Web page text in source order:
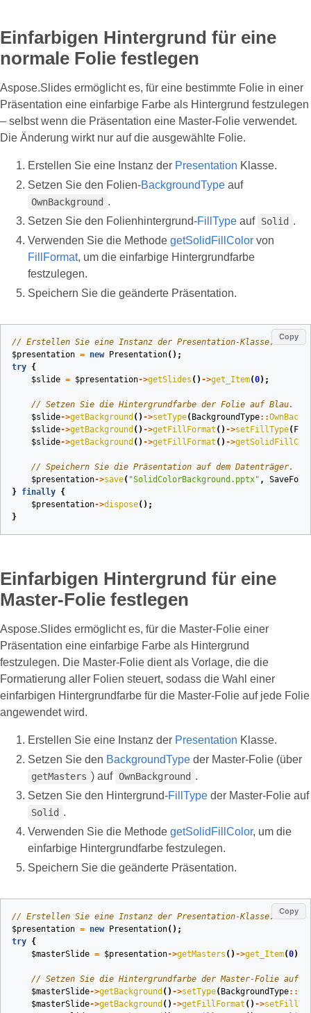
Einfarbigen Hintergrund für eine
normale Folie festlegen
Aspose.Slides ermöglicht es, für eine bestimmte Folie in einer
Präsentation eine einfarbige Farbe als Hintergrund festzulegen
– selbst wenn die Präsentation eine Master‑Folie verwendet.
Die Änderung wirkt nur auf die ausgewählte Folie.
Erstellen Sie eine Instanz der Presentation Klasse.
Setzen Sie den Folien-BackgroundType auf
OwnBackground .
Setzen Sie den Folienhintergrund-FillType auf Solid .
Verwenden Sie die Methode getSolidFillColor von
FillFormat, um die einfarbige Hintergrundfarbe
festzulegen.
Speichern Sie die geänderte Präsentation.
Copy
// Erstellen Sie eine Instanz der Presentation-Klasse.
$presentation = new Presentation();
try {
$slide = $presentation->getSlides () ->get_Item(0);
// Setzen Sie die Hintergrundfarbe der Folie auf Blau.
$slide->getBackground () ->setType( BackgroundType::
$slide->getBackground () ->getFillFormat () ->setFillType(
$slide->getBackground () ->getFillFormat () ->
// Speichern Sie die Präsentation auf dem Datenträger.
$presentation->save( "SolidColorBackground.pptx" ,
} finally {
$presentation->dispose();
}
Einfarbigen Hintergrund für eine
Master‑Folie festlegen
Aspose.Slides ermöglicht es, für die Master‑Folie einer
Präsentation eine einfarbige Farbe als Hintergrund
festzulegen. Die Master‑Folie dient als Vorlage, die die
Formatierung aller Folien steuert, sodass die Wahl einer
einfarbigen Hintergrundfarbe für die Master‑Folie auf jede Folie
angewendet wird.
Erstellen Sie eine Instanz der Presentation Klasse.
Setzen Sie den BackgroundType der Master‑Folie (über
getMasters ) auf OwnBackground .
Setzen Sie den Hintergrund-FillType der Master‑Folie auf
Solid .
Verwenden Sie die Methode getSolidFillColor, um die
einfarbige Hintergrundfarbe festzulegen.
Speichern Sie die geänderte Präsentation.
Copy
// Erstellen Sie eine Instanz der Presentation-Klasse.
$presentation = new Presentation();
try {
$masterSlide = $presentation->getMasters () ->get_Item(0);
// Setzen Sie die Hintergrundfarbe der Master-Folie auf
$masterSlide->getBackground () ->setType( BackgroundType::
$masterSlide->getBackground () ->getFillFormat () ->